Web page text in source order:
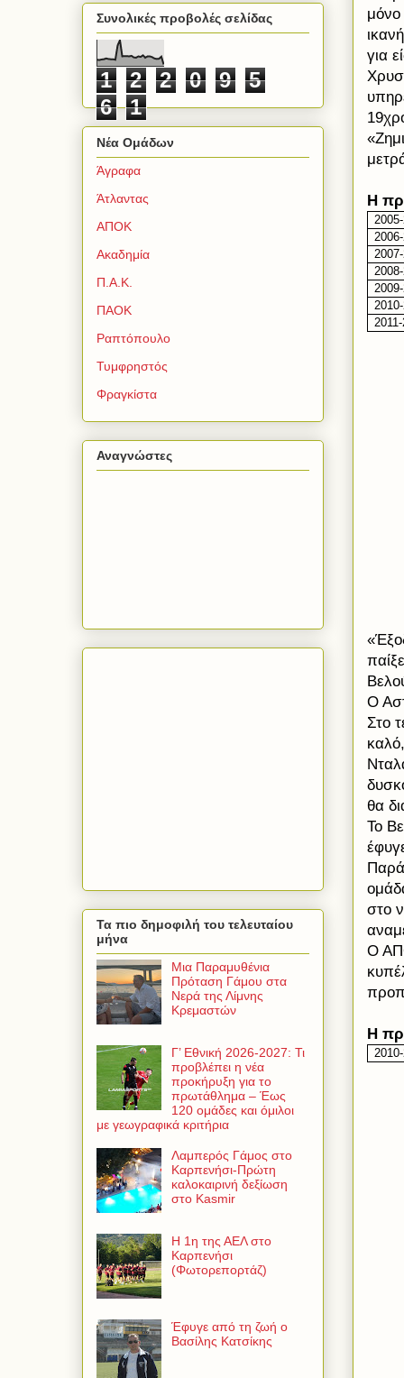
μόνο
για
Η
Ο
Στο
θα
Το
στο
Ο
Η
Συνολικές προβολές σελίδας
1 2 2 0 9
5
6
1
Νέα Ομάδων
Άγραφα
Άτλαντας
ΑΠΟΚ
Ακαδημία
Π.Α.Κ.
ΠΑΟΚ
Ραπτόπουλο
Τυμφρηστός
Φραγκίστα
Αναγνώστες
Τα πιο δημοφιλή του τελευταίου
μήνα
Μια Παραμυθένια
Πρόταση Γάμου στα
Νερά της Λίμνης
Κρεμαστών
Γ’ Εθνική 2026-2027: Τι
προβλέπει η νέα
προκήρυξη για το
πρωτάθλημα – Έως
120 ομάδες και όμιλοι
με γεωγραφικά κριτήρια
Λαμπερός Γάμος στο
Καρπενήσι-Πρώτη
καλοκαιρινή δεξίωση
στο Kasmir
Η 1η της ΑΕΛ στο
Καρπενήσι
(Φωτορεπορτάζ)
Έφυγε από τη ζωή ο
Βασίλης Κατσίκης